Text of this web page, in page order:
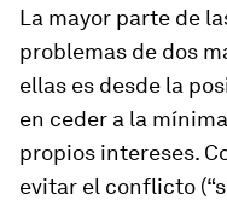
La mayor parte de
problemas de dos
ellas es desde la
en ceder a la
propios intereses.
evitar el conflicto